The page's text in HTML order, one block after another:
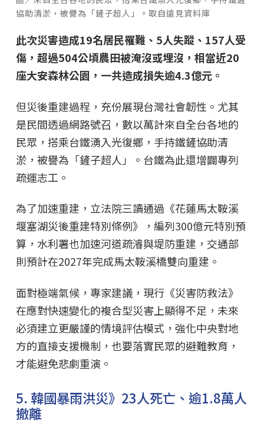
協助清淤，被譽為「鏟子超人」。取自遠見資料庫
此次災害造成19名居民罹難、5人失蹤、157人受
傷，超過504公頃農田被淹沒或埋沒，相當近20
座大安森林公園，一共造成損失逾4.3億元。
但災後重建過程，充份展現台灣社會韌性。尤其
是民間透過網路號召，數以萬計來自全台各地的
民眾，搭乘台鐵湧入光復鄉，手持鐵鏟協助清
淤，被譽為「鏟子超人」。台鐵為此還增闢專列
疏運志工。
為了加速重建，立法院三讀通過《花蓮馬太鞍溪
堰塞湖災後重建特別條例》，編列300億元特別預
算，水利署也加速河道疏濬與堤防重建，交通部
則預計在2027年完成馬太鞍溪橋雙向重建。
面對極端氣候，專家建議，現行《災害防救法》
在應對快速變化的複合型災害上顯得不足，未來
必須建立更嚴謹的情境評估模式，強化中央對地
方的直接支援機制，也要落實民眾的避難教育，
才能避免悲劇重演。
5. 韓國暴雨洪災》23人死亡、逾1.8萬人
撤離